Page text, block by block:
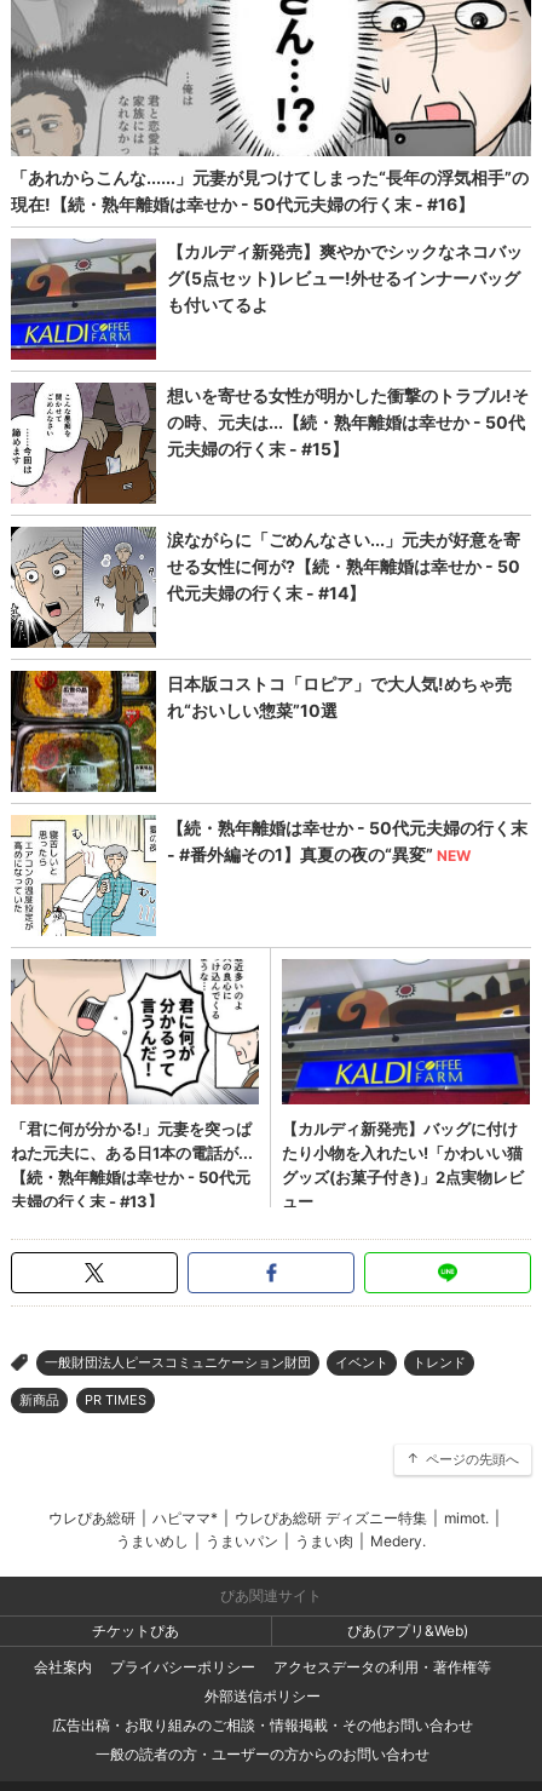
> 一般財団法人ピースコミュニケーション財団 イベント トレンド
新商品 PR TIMES
ページの先頭へ
ウレぴあ総研 ハピママ* ウレぴあ総研 ディズニー特集 mimot.
うまいめし
うまいパン うまい肉 Medery.
ぴあ関連サイト
チケットぴあ
ぴあ(アプリ&Web)
会社案内
プライバシーポリシー
アクセスデータの利用・著作権等
外部送信ポリシー
広告出稿・お取り組みのご相談・情報掲載・その他お問い合わせ
一般の読者の方・ユーザーの方からのお問い合わせ